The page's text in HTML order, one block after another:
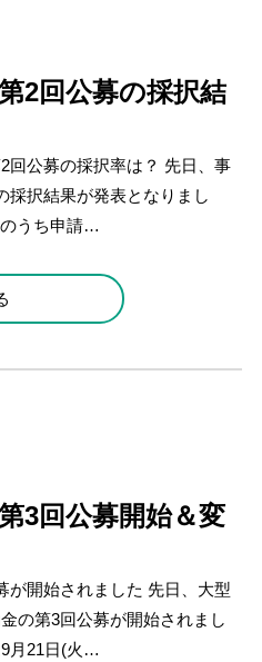
2回公募の採択結
回公募の採択率は？ 先日、事
採択結果が発表となりまし
うち申請…
3回公募開始＆変
が開始されました 先日、大型
の第3回公募が開始されまし
月21日(火…